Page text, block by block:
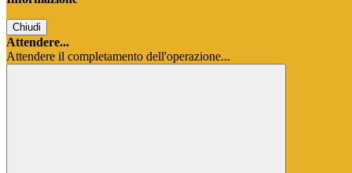
Chiudi
Attendere...
Attendere il completamento dell'operazione...